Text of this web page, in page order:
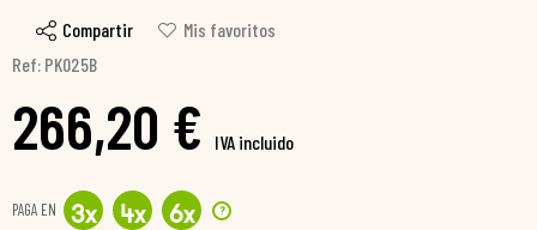
Compartir
Mis favoritos
Ref: PK025B
266,20 € IVA incluido
PAGA EN 3x 4x 6x ?